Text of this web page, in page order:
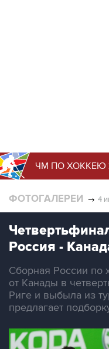
ЧМ ПО ХОККЕЮ
ФОТОГАЛЕРЕИ → 4
Россия -
Сборная России по
от Канады в
Риге и выбыла из
предлагает